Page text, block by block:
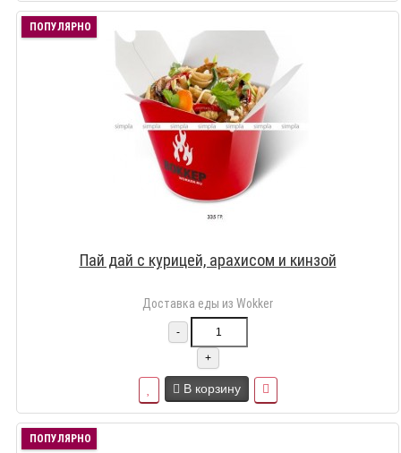
ПОПУЛЯРНО
Пай дай с курицей, арахисом и кинзой
Доставка еды из Wokker
-
+
В корзину
ПОПУЛЯРНО